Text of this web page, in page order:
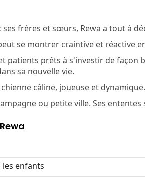
frères et sœurs, Rewa a tout à
se montrer craintive et réactive
patients prêts à s'investir de façon
sa nouvelle vie.
câline, joueuse et dynamique.
ou petite ville. Ses ententes
les enfants